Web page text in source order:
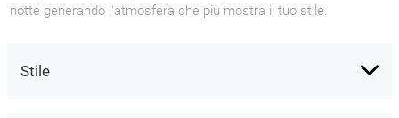
Stile
notte generando l'atmosfera che più mostra il tuo stile.